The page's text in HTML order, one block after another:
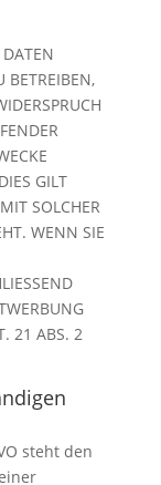
BETREIBEN,
GILT
SOLCHER
WENN SIE
21 ABS. 2
steht den